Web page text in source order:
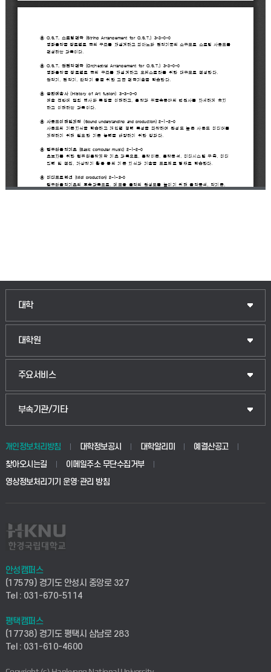
대학
인문융합공공인재학부
법경영학부
생명공학부
사회안전시스템공학부
컴퓨터응용수학부
ICT로봇기계공학부
전자전기공학부
대학원
일반대학원
산업대학원
공공정책대학원
교육대학원
주요서비스
입학안내
웹메일
학사시스템(전문학사 및 전공심화)
사이버캠퍼스(전문학사 및 전공심화)
시설바로처리서비스
연구실안전관리시스템
산학연구관리시스템
부속기관/기타
중앙도서관
학생생활관(안성)
산학협력단
취업지원센터
창업지원센터
현장실습지원센터
개인정보처리방침 대학정보공시 대학알리미
예결산공고
찾아오시는길
이메일주소 무단수집거부
영상정보처리기기 운영·관리 방침
안성캠퍼스
(17579) 경기도 안성시 중앙로 327
Tel : 031-670-5114
평택캠퍼스
(17738) 경기도 평택시 삼남로 283
Tel : 031-610-4600